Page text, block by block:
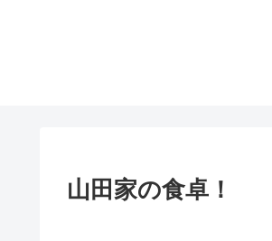
山田家の食卓！